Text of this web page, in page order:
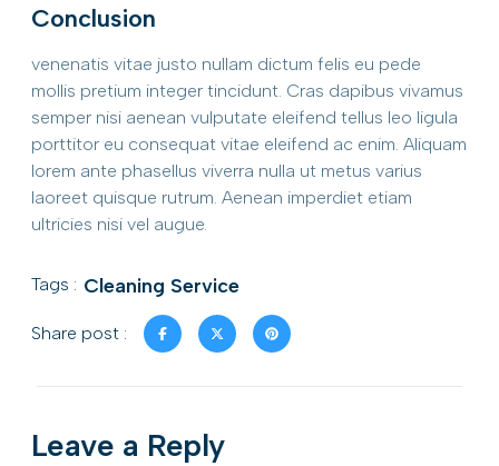
Conclusion
venenatis vitae justo nullam dictum felis eu pede
mollis pretium integer tincidunt. Cras dapibus vivamus
semper nisi aenean vulputate eleifend tellus leo ligula
porttitor eu consequat vitae eleifend ac enim. Aliquam
lorem ante phasellus viverra nulla ut metus varius
laoreet quisque rutrum. Aenean imperdiet etiam
ultricies nisi vel augue.
Tags : Cleaning Service
Share post :
Leave a Reply